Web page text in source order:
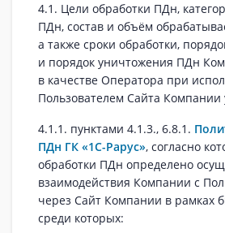
4.1. Цели обработки ПДн,
ПДн, состав и объём
а также сроки обработки,
и порядок уничтожения ПДн
в качестве Оператора при
Пользователем Сайта Компании
4.1.1. пунктами 4.1.3., 6.8.1.
ПДн ГК «1С-Рарус», согласно
обработки ПДн определено
взаимодействия Компании с
через Сайт Компании в рамках
среди которых: